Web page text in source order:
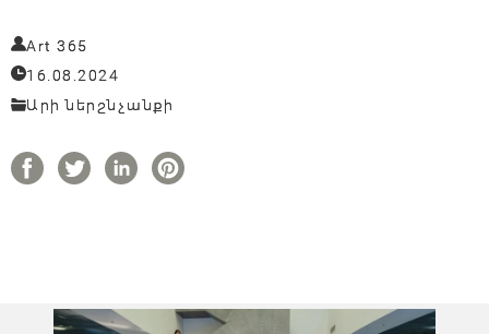
Art 365
16.08.2024
Արի ներշնչանքի